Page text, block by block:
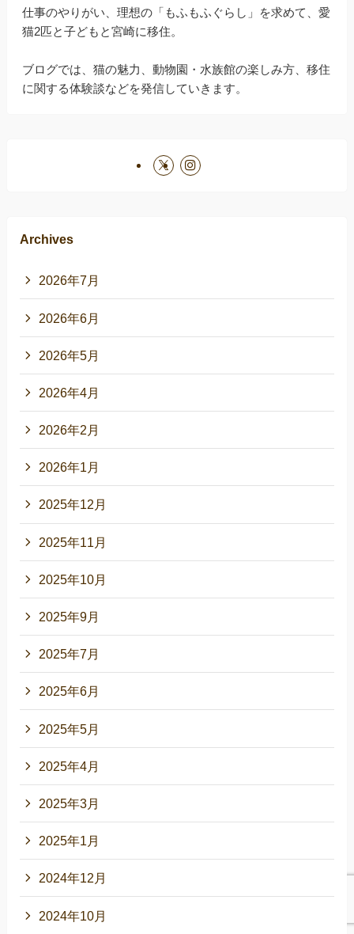
仕事のやりがい、理想の「もふもふぐらし」を求めて、愛
猫2匹と子どもと宮崎に移住。
ブログでは、猫の魅力、動物園・水族館の楽しみ方、移住
に関する体験談などを発信していきます。
Archives
2026年7月
2026年6月
2026年5月
2026年4月
2026年2月
2026年1月
2025年12月
2025年11月
2025年10月
2025年9月
2025年7月
2025年6月
2025年5月
2025年4月
2025年3月
2025年1月
2024年12月
2024年10月